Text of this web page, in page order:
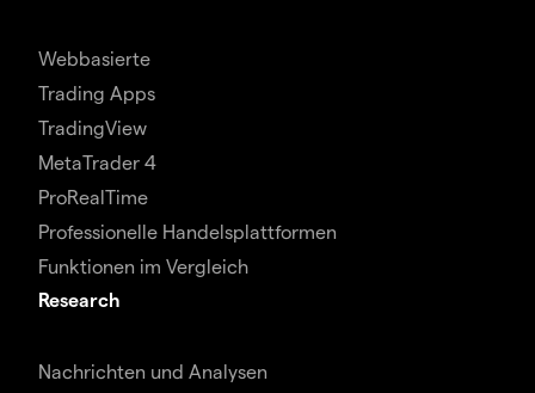
Webbasierte
Trading Apps
TradingView
MetaTrader 4
ProRealTime
Professionelle Handelsplattformen
Funktionen im Vergleich
Research
Nachrichten und Analysen